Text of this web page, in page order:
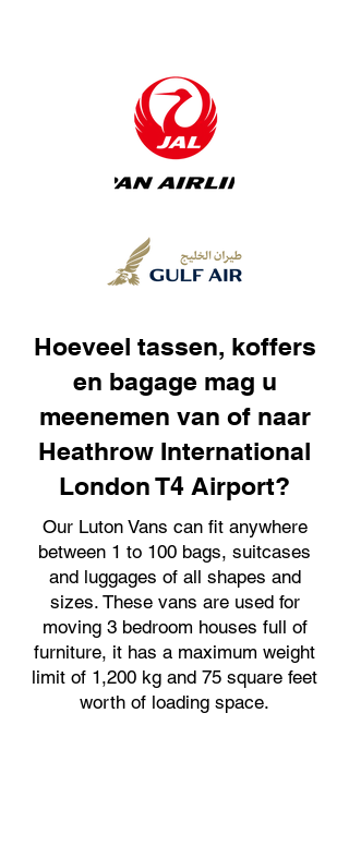
Hoeveel tassen, koffers
en bagage mag u
meenemen van of naar
Heathrow International
London T4 Airport?
Our Luton Vans can fit anywhere
between 1 to 100 bags, suitcases
and luggages of all shapes and
sizes. These vans are used for
moving 3 bedroom houses full of
furniture, it has a maximum weight
limit of 1,200 kg and 75 square feet
worth of loading space.